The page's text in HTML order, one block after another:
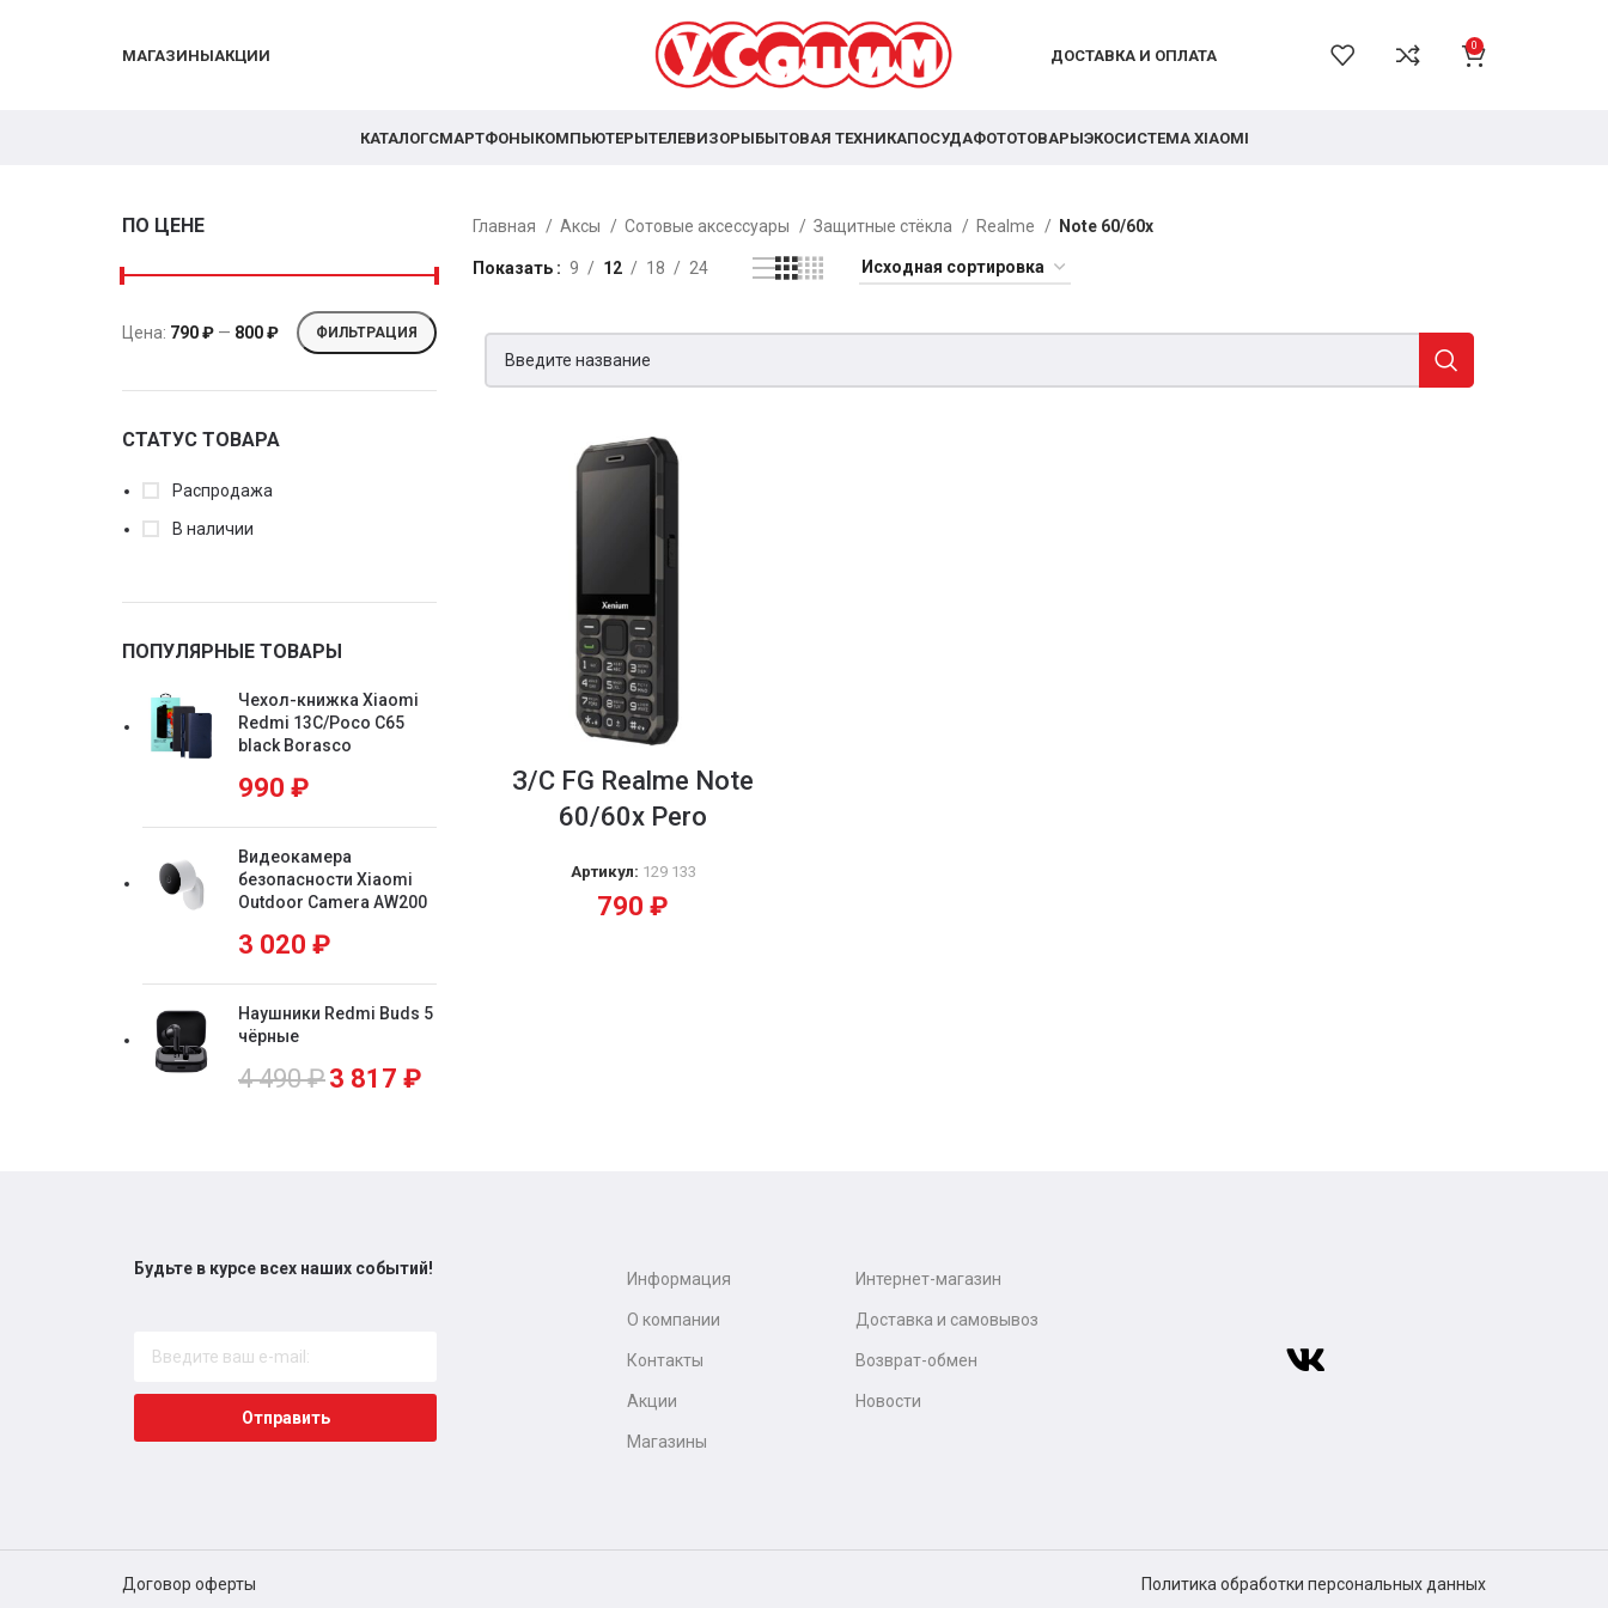
МАГАЗИНЫАКЦИИ ДОСТАВКА И ОПЛАТА
0
КАТАЛОГСМАРТФОНЫКОМПЬЮТЕРЫТЕЛЕВИЗОРЫБЫТОВАЯ ТЕХНИКАПОСУДАФОТОТОВАРЫЭКОСИСТЕМА XIAOMI
ПО ЦЕНЕ
ФИЛЬТРАЦИЯ
Цена: 790 ₽ — 800 ₽
СТАТУС ТОВАРА
Распродажа
В наличии
ПОПУЛЯРНЫЕ ТОВАРЫ
Чехол-книжка Xiaomi
Redmi 13C/Poco C65
black Borasco
990 ₽
Видеокамера
безопасности Xiaomi
Outdoor Camera AW200
3 020 ₽
Наушники Redmi Buds 5
чёрные
4 490₽3 817 ₽
Главная Аксы Сотовые аксессуары Защитные стёкла Realme Note 60/60x
Показать 9 12 18 24
З/С FG Realme Note
60/60x Pero
Артикул: 129 133
790₽
Будьте в курсе всех наших событий!
Отправить
Информация
О компании
Контакты
Акции
Магазины
Интернет-магазин
Доставка и самовывоз
Возврат-обмен
Новости
Договор оферты Политика обработки персональных данных